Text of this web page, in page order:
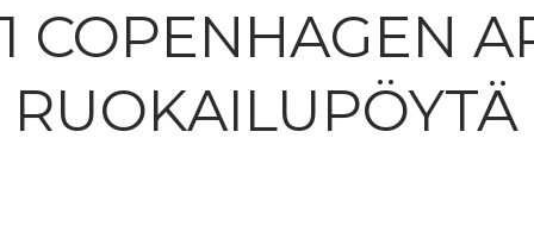
COPENHAGEN
RUOKAILUPÖYTÄ